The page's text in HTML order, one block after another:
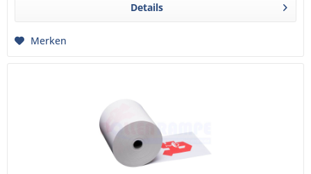
Details
Merken